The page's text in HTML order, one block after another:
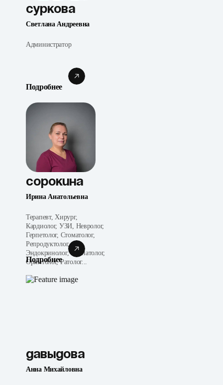
Суркова
Светлана Андреевна
Администратор
Подробнее
Сорокина
Ирина Анатольевна
Терапевт, Хирург,
Кардиолог, УЗИ, Невролог,
Герпетолог, Стоматолог,
Репродуктолог,
Эндокринолог, Неонатолог,
Орнитолог, Ратолог...
Подробнее
Давыдова
Анна Михайловна